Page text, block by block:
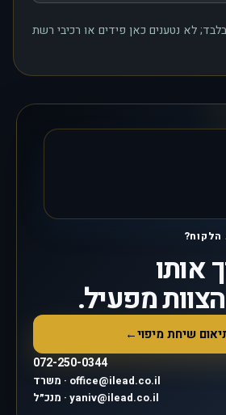
לא נטענים כאן פידים או רכיבי רשת
אותו
מפעיל.
שיחת מיפוי←
072-250-0344
משרד · office@ilead.co.il
מנכ״ל · yaniv@ilead.co.il